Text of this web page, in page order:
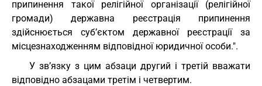
припинення такої релігійної організації (релігійної
громади) державна реєстрація припинення
здійснюється суб’єктом державної реєстрації за
місцезнаходженням відповідної юридичної особи.".
У зв’язку з цим абзаци другий і третій вважати
відповідно абзацами третім і четвертим.